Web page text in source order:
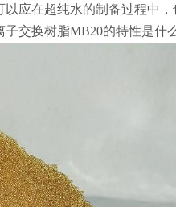
应在超纯水的制备过程中
交换树脂MB20的特性是什么